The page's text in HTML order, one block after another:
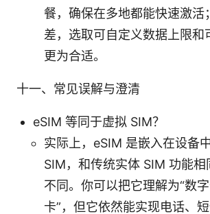
餐，确保在多地都能快速激活
差，选取可自定义数据上限和
更为合适。
十一、常见误解与澄清
eSIM 等同于虚拟 SIM？
实际上，eSIM 是嵌入在设备
SIM，和传统实体 SIM 功能
不同。你可以把它理解为“数
卡”，但它依然能实现电话、